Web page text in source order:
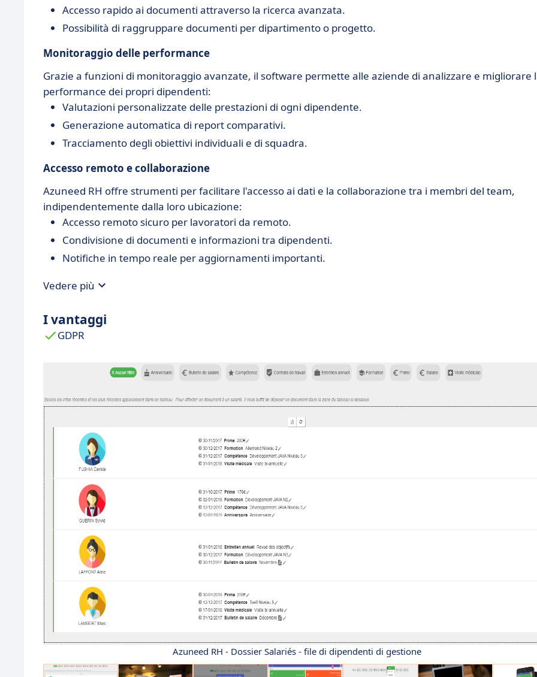
Accesso rapido ai documenti attraverso la ricerca avanzata.
Possibilità di raggruppare documenti per dipartimento o progetto.
Monitoraggio delle performance
Grazie a funzioni di monitoraggio avanzate, il software permette alle aziende di analizzare e migliorare
performance dei propri dipendenti:
Valutazioni personalizzate delle prestazioni di ogni dipendente.
Generazione automatica di report comparativi.
Tracciamento degli obiettivi individuali e di squadra.
Accesso remoto e collaborazione
Azuneed RH offre strumenti per facilitare l'accesso ai dati e la collaborazione tra i membri del team,
indipendentemente dalla loro ubicazione:
Accesso remoto sicuro per lavoratori da remoto.
Condivisione di documenti e informazioni tra dipendenti.
Notifiche in tempo reale per aggiornamenti importanti.
Vedere più
I vantaggi
GDPR
Azuneed RH - Dossier Salariés - file di dipendenti di gestione